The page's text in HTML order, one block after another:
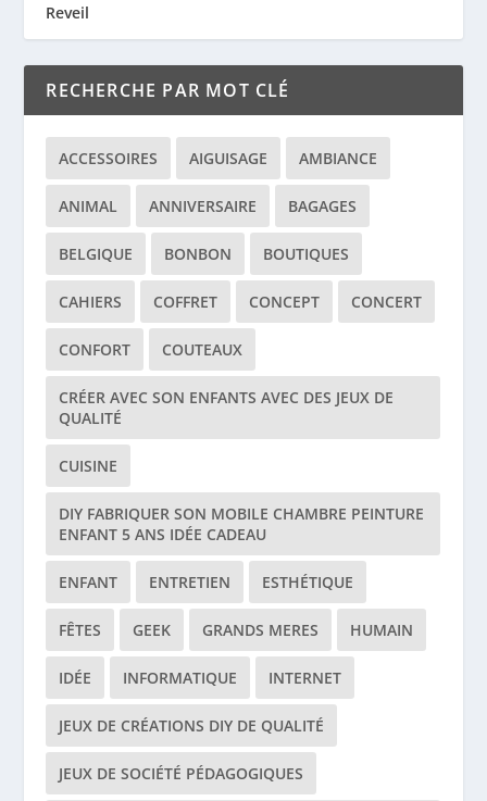
Reveil
RECHERCHE PAR MOT CLÉ
ACCESSOIRES AIGUISAGE AMBIANCE
ANIMAL ANNIVERSAIRE BAGAGES
BELGIQUE BONBON BOUTIQUES
CAHIERS COFFRET CONCEPT CONCERT
CONFORT COUTEAUX
CRÉER AVEC SON ENFANTS AVEC DES JEUX DE
QUALITÉ
CUISINE
DIY FABRIQUER SON MOBILE CHAMBRE PEINTURE
ENFANT 5 ANS IDÉE CADEAU
ENFANT ENTRETIEN ESTHÉTIQUE
FÊTES GEEK GRANDS MERES HUMAIN
IDÉE INFORMATIQUE INTERNET
JEUX DE CRÉATIONS DIY DE QUALITÉ
JEUX DE SOCIÉTÉ PÉDAGOGIQUES